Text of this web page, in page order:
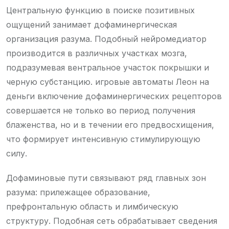
Центральную функцию в поиске позитивных
ощущений занимает дофаминергическая
организация разума. Подобный нейромедиатор
производится в различных участках мозга,
подразумевая вентральное участок покрышки и
черную субстанцию. игровые автоматы Леон на
деньги включение дофаминергических рецепторов
совершается не только во период получения
блаженства, но и в течении его предвосхищения,
что формирует интенсивную стимулирующую
силу.
Дофаминовые пути связывают ряд главных зон
разума: прилежащее образование,
префронтальную область и лимбическую
структуру. Подобная сеть обрабатывает сведения